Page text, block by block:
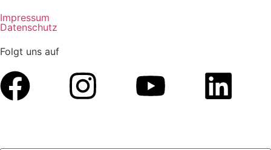
Impressum
Datenschutz
Folgt uns auf